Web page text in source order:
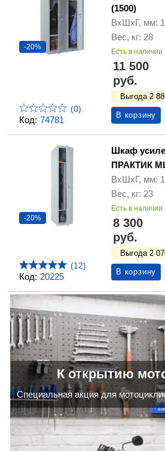
Код: 74781
-20%
(0)
(1500)
ВхШхГ, мм:
Вес, кг: 28
Есть в наличии
11 500
руб.
Выгода 2
В корзину
Код: 20225
-20%
(12)
Шкаф
ПРАКТИК
ВхШхГ, мм:
Вес, кг: 23
Есть в наличии
8 300
руб.
Выгода 2
В корзину
К открытию
Cпециальная акция для